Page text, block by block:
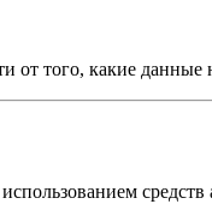
того, какие
средств